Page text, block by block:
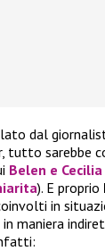
dal
tutto sarebbe
Belen e
). E proprio
in
maniera